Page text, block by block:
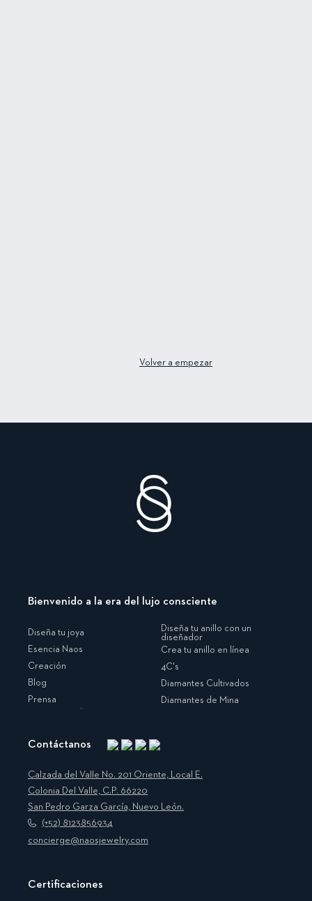
Volver a empezar
Bienvenido a la era del lujo consciente
Diseña tu joya
Esencia Naos
Creación
Blog
Prensa
Diseña tu anillo con un
diseñador
Crea tu anillo en línea
4C's
Diamantes Cultivados
Diamantes de Mina
Contáctanos
Instagram
Facebook
Translation
missing:
es.general.social.links.linkedin
Pinterest
Calzada del Valle No. 201 Oriente, Local E.
Colonia Del Valle, C.P. 66220
San Pedro Garza García, Nuevo León.
(+52) 8123856934
concierge@naosjewelry.com
Certificaciones